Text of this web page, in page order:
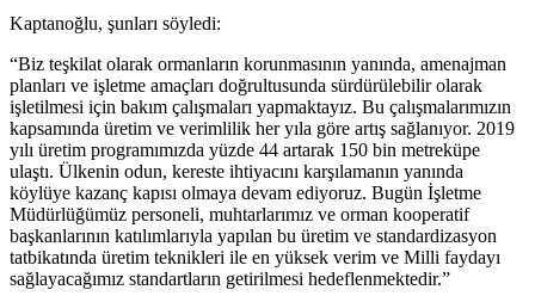
Kaptanoğlu, şunları söyledi:
“Biz teşkilat olarak ormanların korunmasının yanında, amenajman
planları ve işletme amaçları doğrultusunda sürdürülebilir olarak
işletilmesi için bakım çalışmaları yapmaktayız. Bu çalışmalarımızın
kapsamında üretim ve verimlilik her yıla göre artış sağlanıyor. 2019
yılı üretim programımızda yüzde 44 artarak 150 bin metreküpe
ulaştı. Ülkenin odun, kereste ihtiyacını karşılamanın yanında
köylüye kazanç kapısı olmaya devam ediyoruz. Bugün İşletme
Müdürlüğümüz personeli, muhtarlarımız ve orman kooperatif
başkanlarının katılımlarıyla yapılan bu üretim ve standardizasyon
tatbikatında üretim teknikleri ile en yüksek verim ve Milli faydayı
sağlayacağımız standartların getirilmesi hedeflenmektedir.”